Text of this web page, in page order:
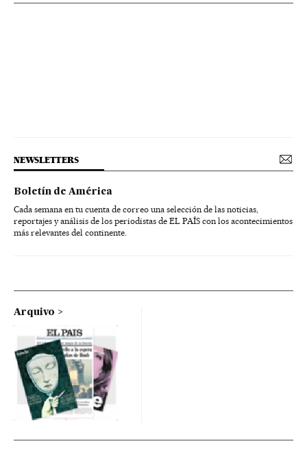
NEWSLETTERS
Boletín de América
Cada semana en tu cuenta de correo una selección de las noticias,
reportajes y análisis de los periodistas de EL PAÍS con los acontecimientos
más relevantes del continente.
Arquivo